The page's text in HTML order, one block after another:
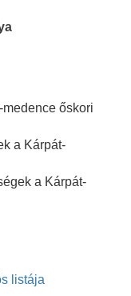
őskori
a Kárpát-
a Kárpát-
listája